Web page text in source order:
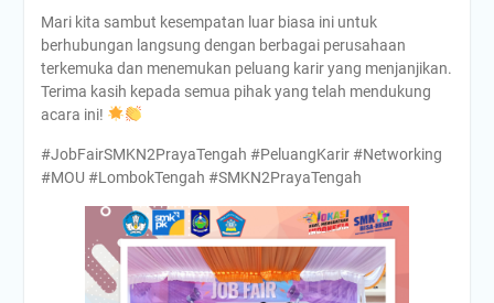
SMKN 2 Praya Tengah
sekarang juga
Mari kita sambut kesempatan luar biasa ini untuk
berhubungan langsung dengan berbagai perusahaan
terkemuka dan menemukan peluang karir yang menjanjikan.
Terima kasih kepada semua pihak yang telah mendukung
acara ini!
#JobFairSMKN2PrayaTengah #PeluangKarir #Networking
#MOU #LombokTengah #SMKN2PrayaTengah